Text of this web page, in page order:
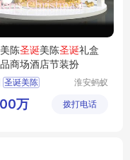
陈圣诞美陈圣诞礼盒
商场酒店节装扮
圣诞美陈
淮安蚂蚁
制作有限
万 拨打电话